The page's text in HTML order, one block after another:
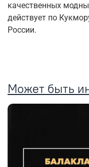
качественных
действует по
России.
Может быть